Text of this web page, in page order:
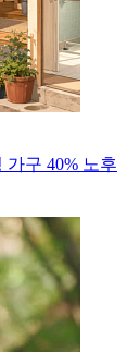
구 40% 노후